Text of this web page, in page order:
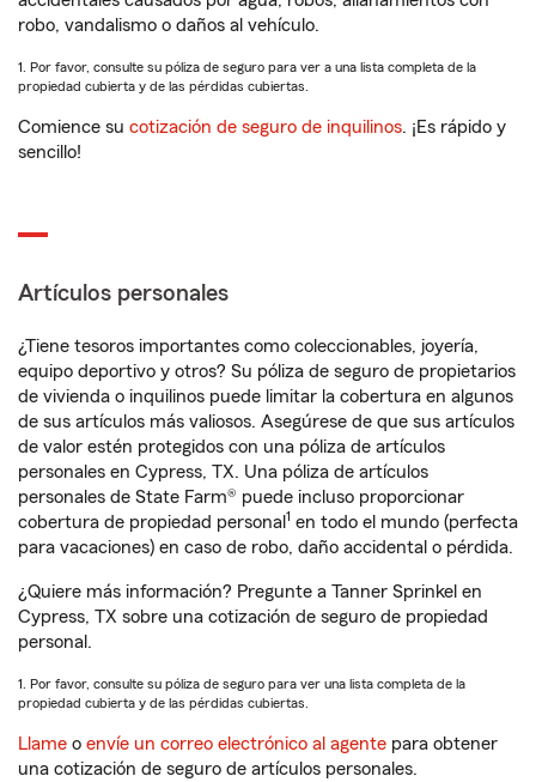
robo, vandalismo o daños al vehículo.
1. Por favor, consulte su póliza de seguro para ver a una lista completa de la
propiedad cubierta y de las pérdidas cubiertas.
Comience su cotización de seguro de inquilinos. ¡Es rápido y
sencillo!
Artículos personales
¿Tiene tesoros importantes como coleccionables, joyería,
equipo deportivo y otros? Su póliza de seguro de propietarios
de vivienda o inquilinos puede limitar la cobertura en algunos
de sus artículos más valiosos. Asegúrese de que sus artículos
de valor estén protegidos con una póliza de artículos
personales en Cypress, TX. Una póliza de artículos
personales de State Farm® puede incluso proporcionar
cobertura de propiedad personal 1 en todo el mundo (perfecta
para vacaciones) en caso de robo, daño accidental o pérdida.
¿Quiere más información? Pregunte a Tanner Sprinkel en
Cypress, TX sobre una cotización de seguro de propiedad
personal.
1. Por favor, consulte su póliza de seguro para ver una lista completa de la
propiedad cubierta y de las pérdidas cubiertas.
Llame o envíe un correo electrónico al agente para obtener
una cotización de seguro de artículos personales.